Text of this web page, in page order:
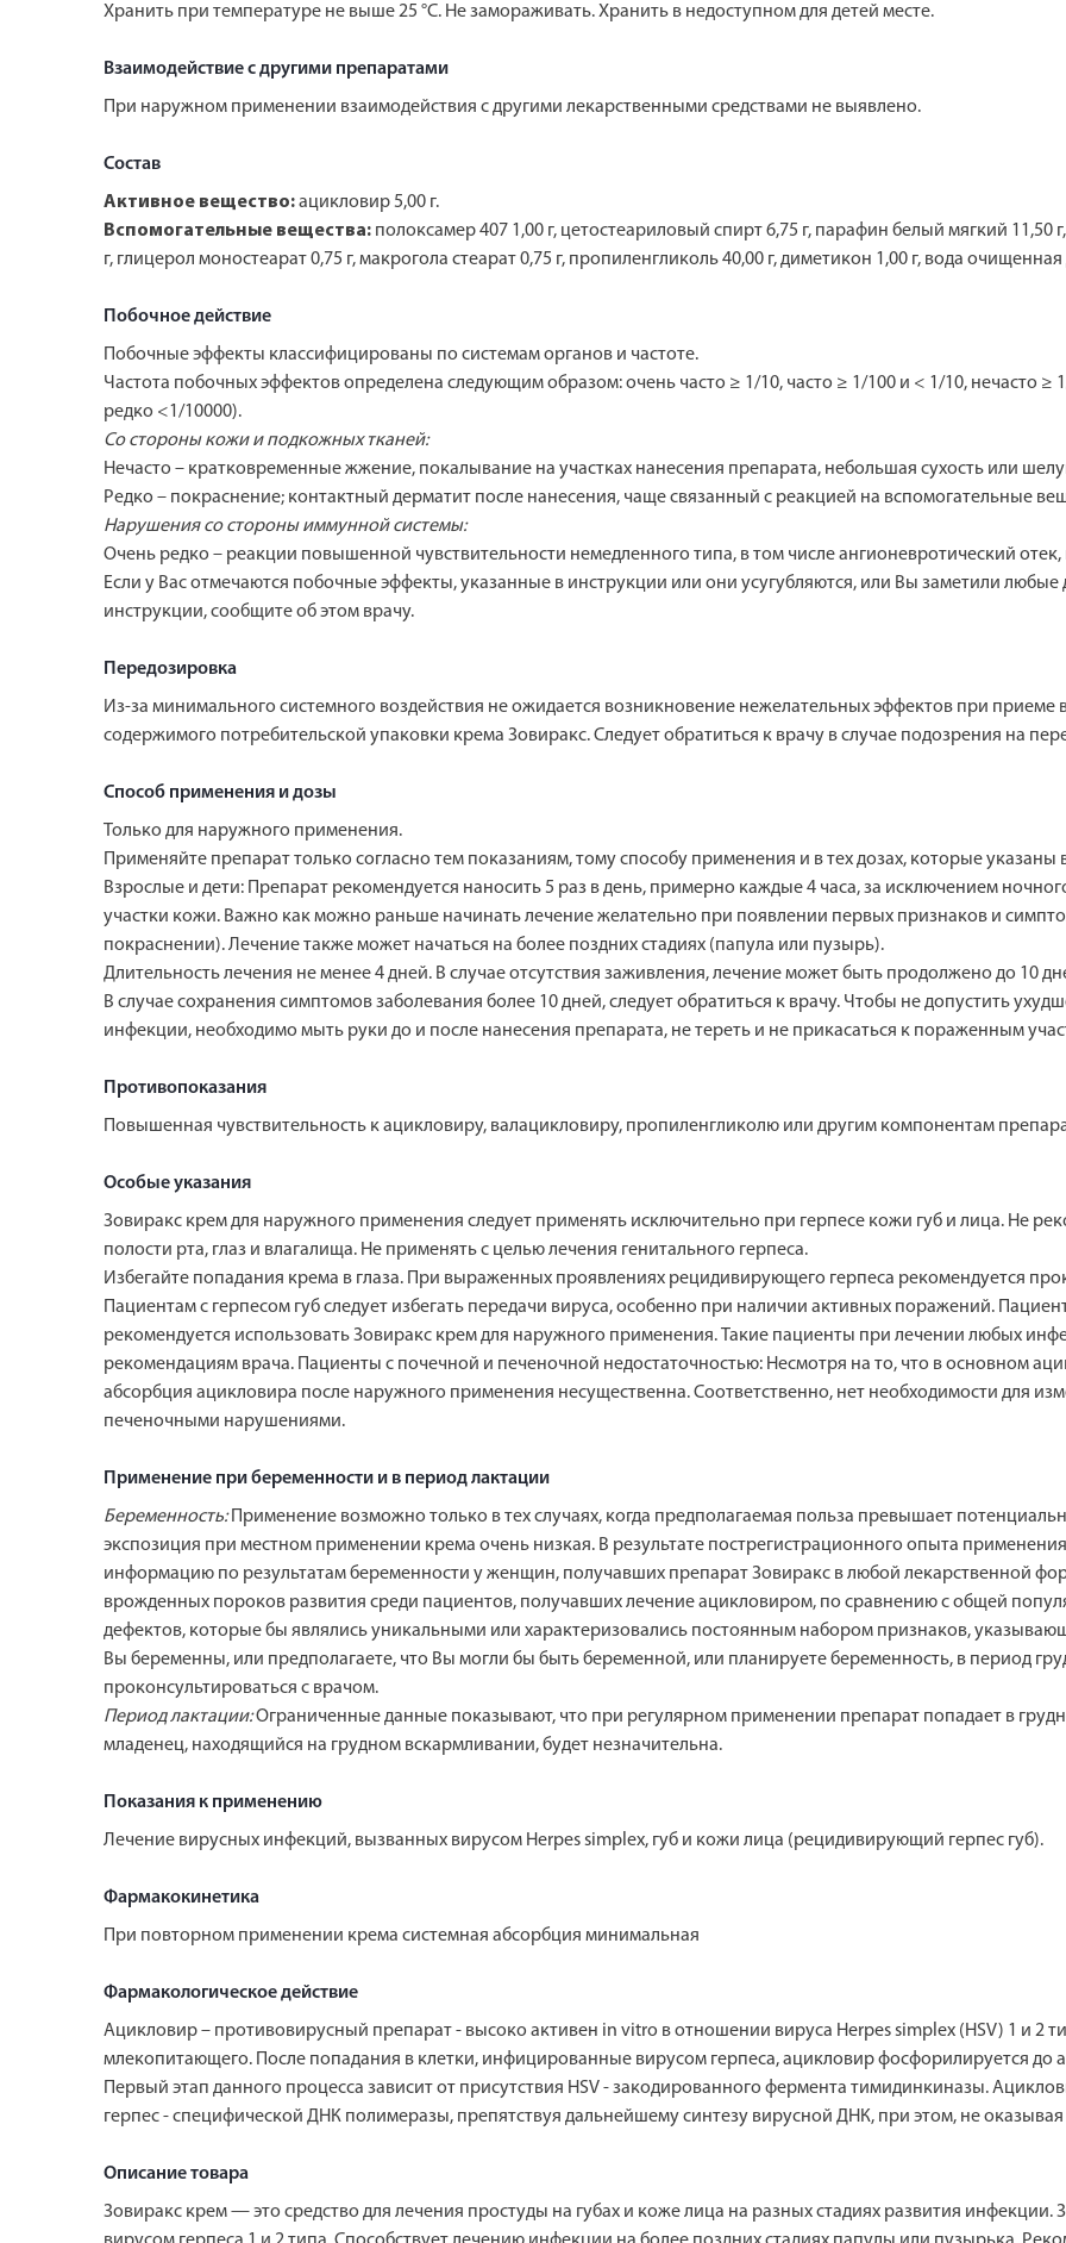
Хранить при температуре не выше 25 °С. Не замораживать. Хранить в недоступном для детей месте.
Взаимодействие с другими препаратами
При наружном применении взаимодействия с другими лекарственными средствами не выявлено.
Состав
Активное вещество:ацикловир 5,00 г.
Вспомогательные вещества: полоксамер 407 1,00 г, цетостеариловый спирт 6,75 г, парафин белый мягкий 11,50
г, глицерол моностеарат 0,75 г, макрогола стеарат 0,75 г, пропиленгликоль 40,00 г, диметикон 1,00 г, вода очищенная
Побочное действие
Побочные эффекты классифицированы по системам органов и частоте.
Частота побочных эффектов определена следующим образом: очень часто ≥ 1/10, часто ≥ 1/100 и < 1/10, нечасто ≥
редко <1/10000).
Со стороны кожи и подкожных тканей:
Нечасто – кратковременные жжение, покалывание на участках нанесения препарата, небольшая сухость или
Редко – покраснение; контактный дерматит после нанесения, чаще связанный с реакцией на вспомогательные
Нарушения со стороны иммунной системы:
Очень редко – реакции повышенной чувствительности немедленного типа, в том числе ангионевротический
Если у Вас отмечаются побочные эффекты, указанные в инструкции или они усугубляются, или Вы заметили
инструкции, сообщите об этом врачу.
Передозировка
Из-за минимального системного воздействия не ожидается возникновение нежелательных эффектов при приеме
содержимого потребительской упаковки крема Зовиракс. Следует обратиться к врачу в случае подозрения на
Способ применения и дозы
Только для наружного применения.
Применяйте препарат только согласно тем показаниям, тому способу применения и в тех дозах, которые указаны
Взрослые и дети: Препарат рекомендуется наносить 5 раз в день, примерно каждые 4 часа, за исключением
участки кожи. Важно как можно раньше начинать лечение желательно при появлении первых признаков и
покраснении). Лечение также может начаться на более поздних стадиях (папула или пузырь).
Длительность лечения не менее 4 дней. В случае отсутствия заживления, лечение может быть продолжено до 10
В случае сохранения симптомов заболевания более 10 дней, следует обратиться к врачу. Чтобы не допустить
инфекции, необходимо мыть руки до и после нанесения препарата, не тереть и не прикасаться к пораженным
Противопоказания
Повышенная чувствительность к ацикловиру, валацикловиру, пропиленгликолю или другим компонентам
Особые указания
Зовиракс крем для наружного применения следует применять исключительно при герпесе кожи губ и лица. Не
полости рта, глаз и влагалища. Не применять с целью лечения генитального герпеса.
Избегайте попадания крема в глаза. При выраженных проявлениях рецидивирующего герпеса рекомендуется
Пациентам с герпесом губ следует избегать передачи вируса, особенно при наличии активных поражений.
рекомендуется использовать Зовиракс крем для наружного применения. Такие пациенты при лечении любых
рекомендациям врача. Пациенты с почечной и печеночной недостаточностью: Несмотря на то, что в основном
абсорбция ацикловира после наружного применения несущественна. Соответственно, нет необходимости для
печеночными нарушениями.
Применение при беременности и в период лактации
Беременность:Применение возможно только в тех случаях, когда предполагаемая польза превышает
экспозиция при местном применении крема очень низкая. В результате пострегистрационного опыта
информацию по результатам беременности у женщин, получавших препарат Зовиракс в любой лекарственной
врожденных пороков развития среди пациентов, получавших лечение ацикловиром, по сравнению с общей
дефектов, которые бы являлись уникальными или характеризовались постоянным набором признаков,
Вы беременны, или предполагаете, что Вы могли бы быть беременной, или планируете беременность, в период
проконсультироваться с врачом.
Период лактации:Ограниченные данные показывают, что при регулярном применении препарат попадает в
младенец, находящийся на грудном вскармливании, будет незначительна.
Показания к применению
Лечение вирусных инфекций, вызванных вирусом Herpes simplex, губ и кожи лица (рецидивирующий герпес губ).
Фармакокинетика
При повторном применении крема системная абсорбция минимальная
Фармакологическое действие
Ацикловир – противовирусный препарат - высоко активен in vitro в отношении вируса Herpes simplex (HSV) 1 и 2
млекопитающего. После попадания в клетки, инфицированные вирусом герпеса, ацикловир фосфорилируется до
Первый этап данного процесса зависит от присутствия HSV - закодированного фермента тимидинкиназы.
герпес - специфической ДНК полимеразы, препятствуя дальнейшему синтезу вирусной ДНК, при этом, не
Описание товара
Зовиракс крем — это средство для лечения простуды на губах и коже лица на разных стадиях развития